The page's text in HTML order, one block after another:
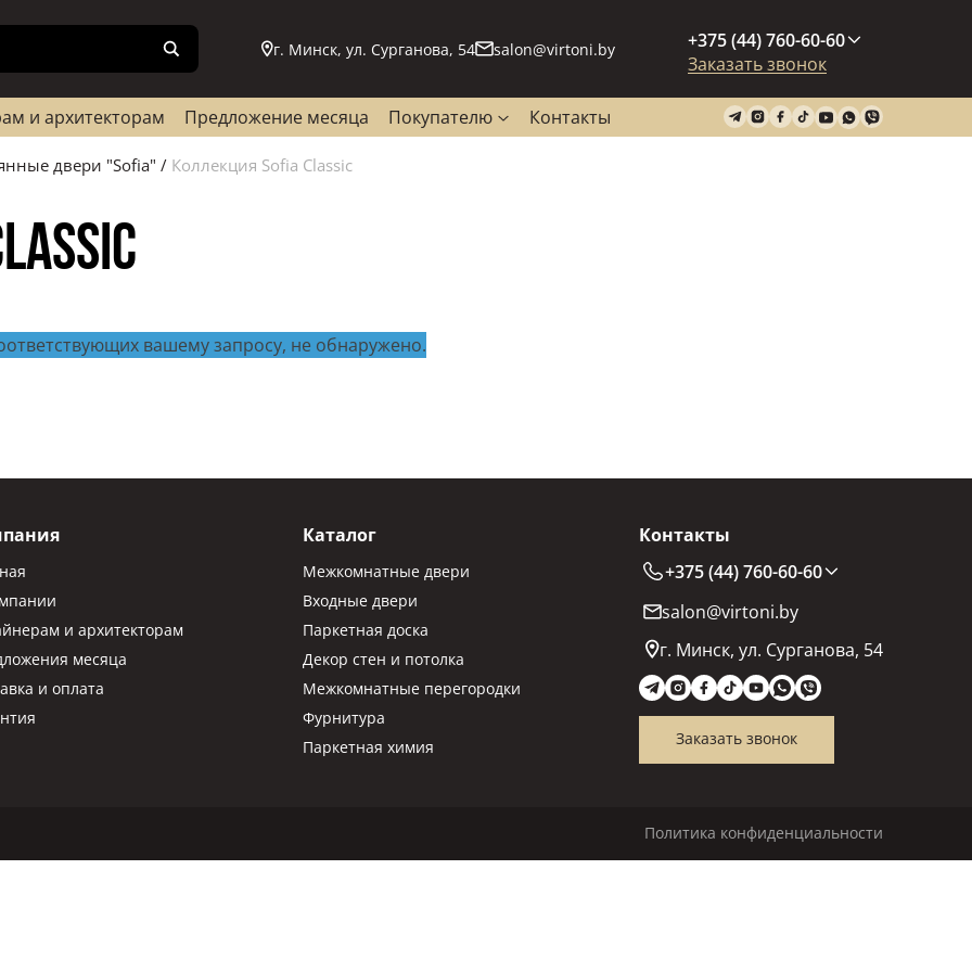
г. Минск, ул. Сурганова, 54 salon@virtoni.by
+375 (44) 760-60-60
Заказать звонок
и архитекторам Предложение месяца Покупателю Контакты
двери "Sofia" / Коллекция Sofia Classic
вашему запросу, не обнаружено.
и архитекторам
месяца
и оплата
Каталог
Межкомнатные двери
Входные двери
Паркетная доска
Декор стен и потолка
Межкомнатные перегородки
Фурнитура
Паркетная химия
Контакты
+375 (44) 760-60-60
salon@virtoni.by
г. Минск, ул. Сурганова, 54
Заказать звонок
Политика конфиденциальности